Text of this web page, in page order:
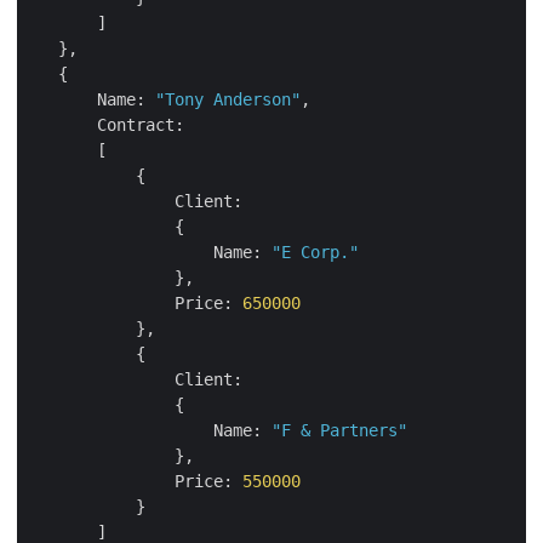
       ]
   },
   {
Name:
"Tony Anderson" ,
Contract:
       [
           {
Client:
               {
Name:
"E Corp."
               },
Price:
650000
           },
           {
Client:
               {
Name:
"F & Partners"
               },
Price:
550000
           }
       ]